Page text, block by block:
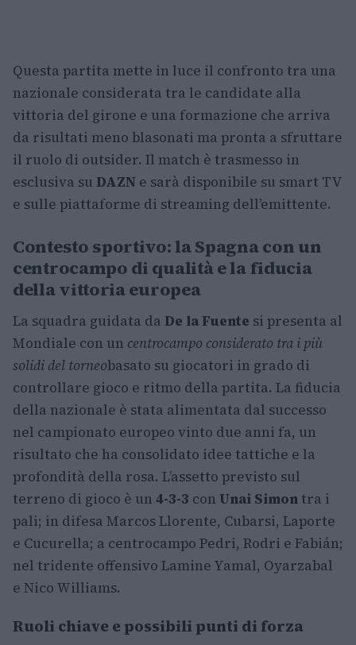
Questa partita mette in luce il confronto tra una
nazionale considerata tra le candidate alla
vittoria del girone e una formazione che arriva
da risultati meno blasonati ma pronta a sfruttare
il ruolo di outsider. Il match è trasmesso in
esclusiva su DAZN e sarà disponibile su smart TV
e sulle piattaforme di streaming dell’emittente.
Contesto sportivo: la Spagna con un
centrocampo di qualità e la fiducia
della vittoria europea
La squadra guidata da De la Fuente si presenta al
Mondiale con un centrocampo considerato tra i più
solidi del torneobasato su giocatori in grado di
controllare gioco e ritmo della partita. La fiducia
della nazionale è stata alimentata dal successo
nel campionato europeo vinto due anni fa, un
risultato che ha consolidato idee tattiche e la
profondità della rosa. L’assetto previsto sul
terreno di gioco è un 4-3-3 con Unai Simon tra i
pali; in difesa Marcos Llorente, Cubarsi, Laporte
e Cucurella; a centrocampo Pedri, Rodri e Fabián;
nel tridente offensivo Lamine Yamal, Oyarzabal
e Nico Williams.
Ruoli chiave e possibili punti di forza